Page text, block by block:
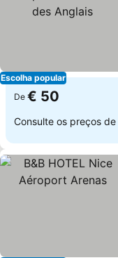
Escolha popular
De € 50
Consulte os preços de